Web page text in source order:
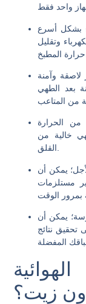
بشكل أسرع
وتقليل
لاصقة وآمنة
بعد الطهي
من الحرارة
خالية من
القلق.
يمكن أن
مستلزمات
يمكن أن
نتائج
زيت؟